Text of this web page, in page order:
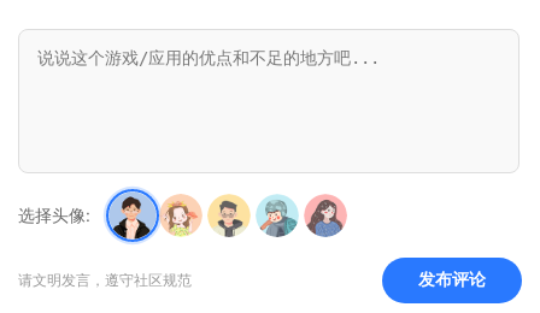
选择头像:
请文明发言，遵守社区规范 发布评论